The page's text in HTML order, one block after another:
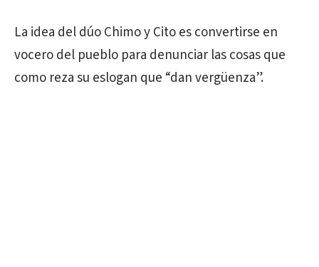
La idea del dúo Chimo y Cito es convertirse en
vocero del pueblo para denunciar las cosas que
como reza su eslogan que “dan vergüenza”.